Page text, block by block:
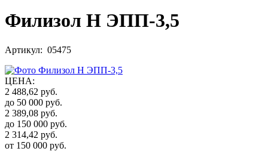
Филизол Н ЭПП-3,5
Артикул: 05475
ЦЕНА:
2 488,62 руб.
до 50 000 руб.
2 389,08 руб.
до 150 000 руб.
2 314,42 руб.
от 150 000 руб.